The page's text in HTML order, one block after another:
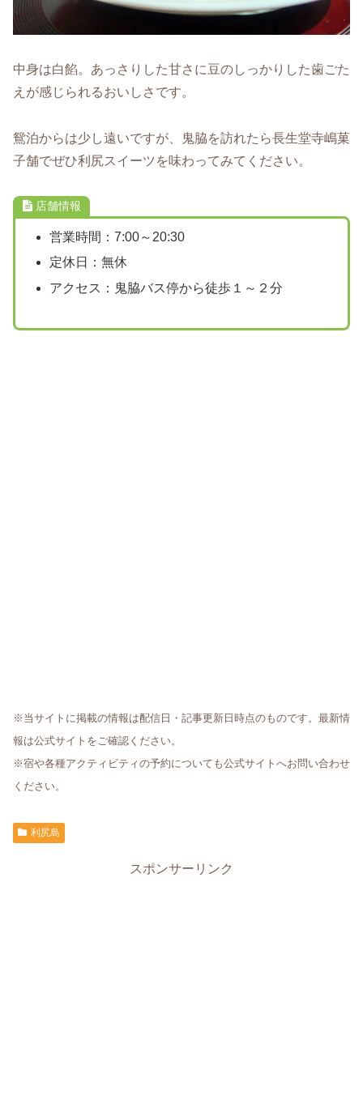
中身は白餡。あっさりした甘さに豆のしっかりした歯ごた
えが感じられるおいしさです。
鴛泊からは少し遠いですが、鬼脇を訪れたら長生堂寺嶋菓
子舗でぜひ利尻スイーツを味わってみてください。
店舗情報
営業時間：7:00～20:30
定休日：無休
アクセス：鬼脇バス停から徒歩１～２分
※当サイトに掲載の情報は配信日・記事更新日時点のものです。最新情
報は公式サイトをご確認ください。
※宿や各種アクティビティの予約についても公式サイトへお問い合わせ
ください。
利尻島
スポンサーリンク